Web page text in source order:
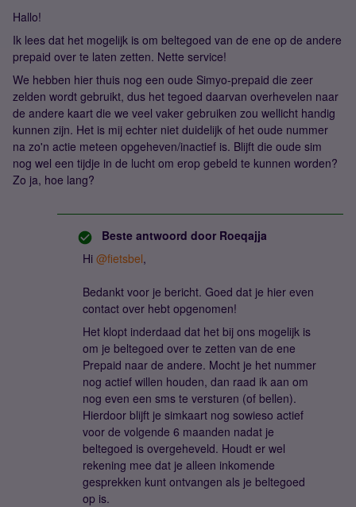
Hallo!
Ik lees dat het mogelijk is om beltegoed van de ene op de andere
prepaid over te laten zetten. Nette service!
We hebben hier thuis nog een oude Simyo-prepaid die zeer
zelden wordt gebruikt, dus het tegoed daarvan overhevelen naar
de andere kaart die we veel vaker gebruiken zou wellicht handig
kunnen zijn. Het is mij echter niet duidelijk of het oude nummer
na zo'n actie meteen opgeheven/inactief is. Blijft die oude sim
nog wel een tijdje in de lucht om erop gebeld te kunnen worden?
Zo ja, hoe lang?
Beste antwoord door Roeqajja
Hi ​ @fietsbel,
Bedankt voor je bericht. Goed dat je hier even
contact over hebt opgenomen!
Het klopt inderdaad dat het bij ons mogelijk is
om je beltegoed over te zetten van de ene
Prepaid naar de andere. Mocht je het nummer
nog actief willen houden, dan raad ik aan om
nog even een sms te versturen (of bellen).
Hierdoor blijft je simkaart nog sowieso actief
voor de volgende 6 maanden nadat je
beltegoed is overgeheveld. Houdt er wel
rekening mee dat je alleen inkomende
gesprekken kunt ontvangen als je beltegoed
op is.